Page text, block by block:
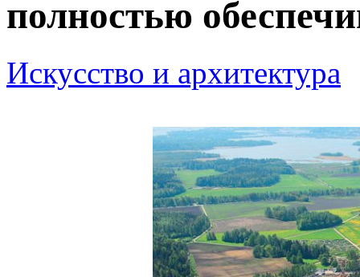
полностью
Искусство и архитектура